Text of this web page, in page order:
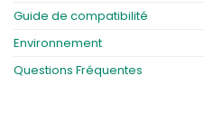
Guide de compatibilité
Environnement
Questions Fréquentes